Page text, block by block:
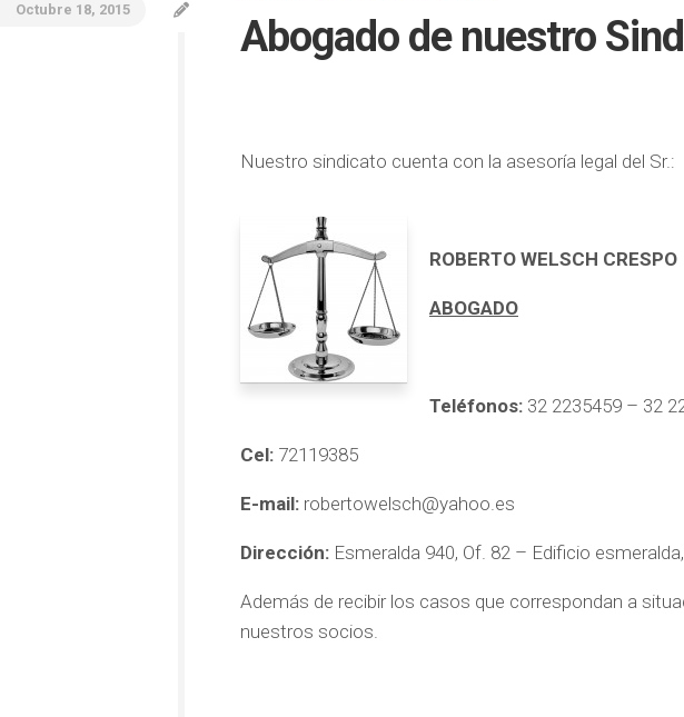
Abogado de nuestro
Octubre 18, 2015
Nuestro sindicato cuenta con la asesoría legal del Sr.:
ROBERTO WELSCH CRESPO
ABOGADO
Teléfonos: 32 2235459 – 32
Cel: 72119385
E-mail: robertowelsch@yahoo.es
Dirección: Esmeralda 940, Of. 82 – Edificio
Además de recibir los casos que correspondan a
nuestros socios.